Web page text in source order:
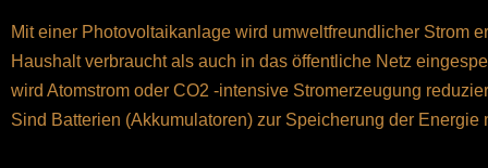
Mit einer Photovoltaikanlage wird umweltfreundlicher Strom
Haushalt verbraucht als auch in das öffentliche Netz
wird Atomstrom oder CO2 -intensive Stromerzeugung
Sind Batterien (Akkumulatoren) zur Speicherung der Energie